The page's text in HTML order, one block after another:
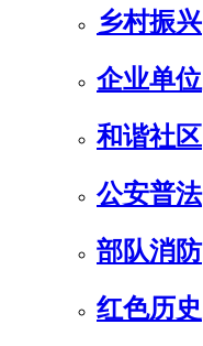
乡村振兴
企业单位
和谐社区
公安普法
部队消防
红色历史